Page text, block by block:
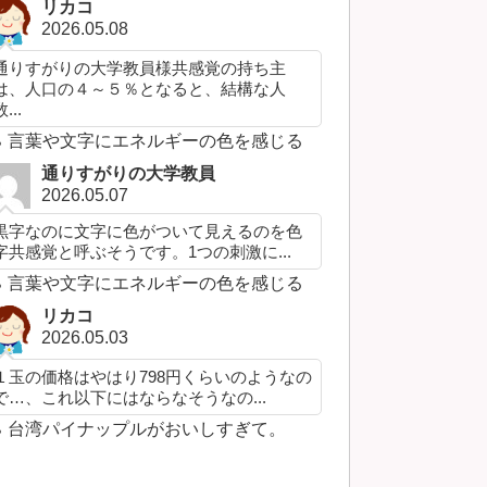
リカコ
2026.05.08
りすがりの大学教員様共感覚の持ち主
、人口の４～５％となると、結構な人
...
言葉や文字にエネルギーの色を感じる
通りすがりの大学教員
2026.05.07
字なのに文字に色がついて見えるのを色
共感覚と呼ぶそうです。1つの刺激に...
言葉や文字にエネルギーの色を感じる
リカコ
2026.05.03
玉の価格はやはり798円くらいのようなの
…、これ以下にはならなそうなの...
台湾パイナップルがおいしすぎて。